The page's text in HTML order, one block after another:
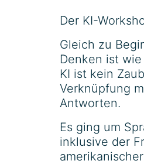
Der KI-
Gleich zu
Denken ist
KI ist kein
Verknüpfung
Antworten.
Es ging um
inklusive der